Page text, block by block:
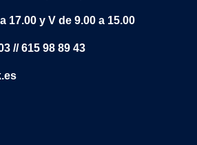
17.00 y V de 9.00 a 15.00
// 615 98 89 43